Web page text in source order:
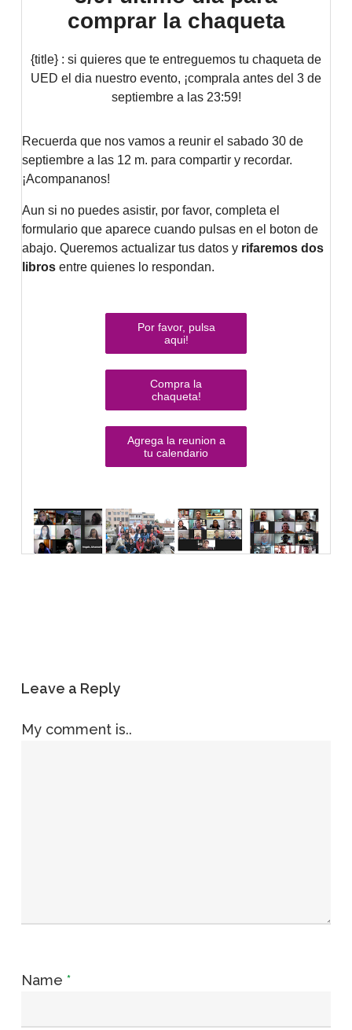
Leave a Reply
My comment is..
Name *